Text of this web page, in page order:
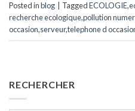
Posted inblog TaggedECOLOGIE,
recherche ecologique,pollution
occasion,serveur,telephone d
RECHERCHER